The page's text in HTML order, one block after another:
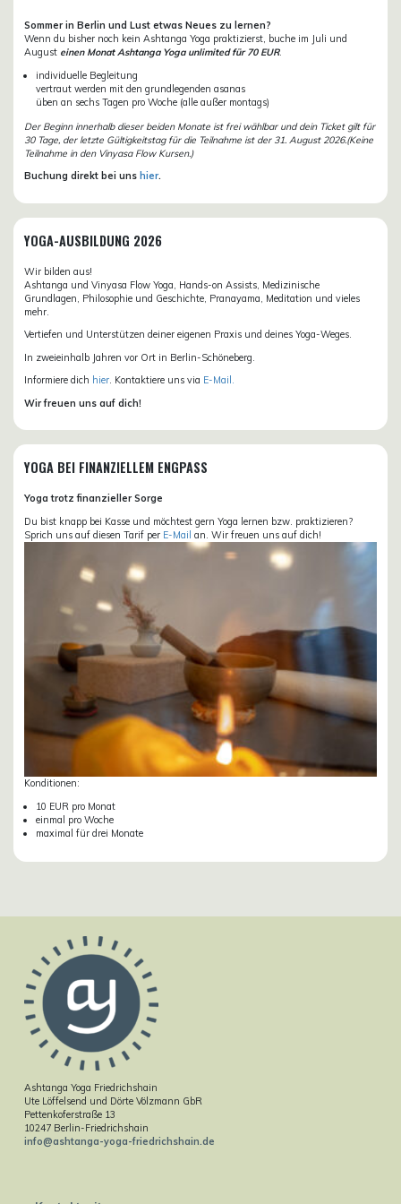
Sommer in Berlin und Lust etwas Neues zu lernen?
Wenn du bisher noch kein Ashtanga Yoga praktizierst, buche im Juli und
August einen Monat Ashtanga Yoga unlimited für 70 EUR.
individuelle Begleitung
vertraut werden mit den grundlegenden asanas
üben an sechs Tagen pro Woche (alle außer montags)
Der Beginn innerhalb dieser beiden Monate ist frei wählbar und dein Ticket gilt für
30 Tage, der letzte Gültigkeitstag für die Teilnahme ist der 31. August 2026.(Keine
Teilnahme in den Vinyasa Flow Kursen.)
Buchung direkt bei uns hier.
YOGA-AUSBILDUNG 2026
Wir bilden aus!
Ashtanga und Vinyasa Flow Yoga, Hands-on Assists, Medizinische
Grundlagen, Philosophie und Geschichte, Pranayama, Meditation und vieles
mehr.
Vertiefen und Unterstützen deiner eigenen Praxis und deines Yoga-Weges.
In zweieinhalb Jahren vor Ort in Berlin-Schöneberg.
Informiere dich hier. Kontaktiere uns via E-Mail.
Wir freuen uns auf dich!
YOGA BEI FINANZIELLEM ENGPASS
Yoga trotz finanzieller Sorge
Du bist knapp bei Kasse und möchtest gern Yoga lernen bzw. praktizieren?
Sprich uns auf diesen Tarif per E-Mail an. Wir freuen uns auf dich!
Konditionen:
10 EUR pro Monat
einmal pro Woche
maximal für drei Monate
Ashtanga Yoga Friedrichshain
Ute Löffelsend und Dörte Völzmann GbR
Pettenkoferstraße 13
10247 Berlin-Friedrichshain
info@ashtanga-yoga-friedrichshain.de